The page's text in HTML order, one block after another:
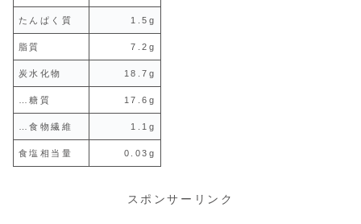
たんぱく質 1.5g
脂質 7.2g
炭水化物 18.7g
…糖質 17.6g
…食物繊維 1.1g
食塩相当量 0.03g
スポンサーリンク